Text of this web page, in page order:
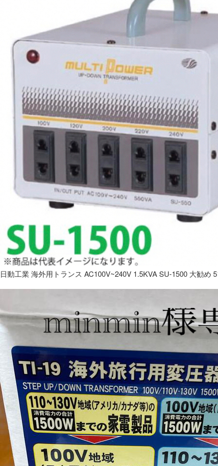
日動工業 海外用トランス AC100V~240V 1.5KVA SU-1500 大勧め